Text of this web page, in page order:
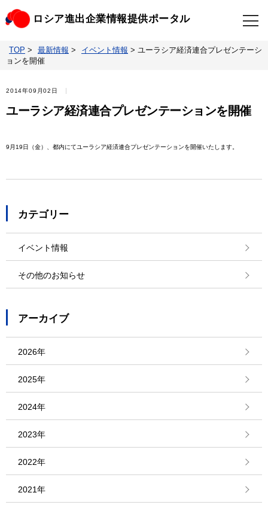
ロシア進出企業情報提供ポータル
TOP
ビジネスニュースクリップ
TOP > 最新情報 > イベント情報 > ユーラシア経済連合プレゼンテーシ
ョンを開催
2014年09月02日
ユーラシア経済連合プレゼンテーションを開催
9月19日（金）、都内にてユーラシア経済連合プレゼンテーションを開催いたします。
カテゴリー
イベント情報
その他のお知らせ
アーカイブ
2026年
2025年
2024年
2023年
2022年
2021年